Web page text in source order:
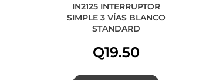
IN2125 INTERRUPTOR
SIMPLE 3 VÍAS BLANCO
STANDARD
Q19.50